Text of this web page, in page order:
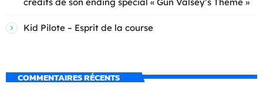
Kid Pilote – Esprit de la course
COMMENTAIRES RÉCENTS